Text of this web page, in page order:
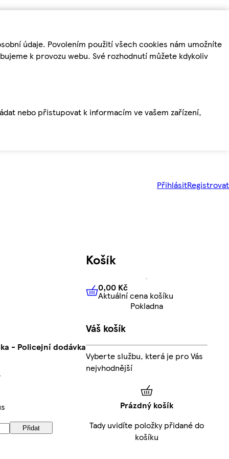
údaje. Povolením použití všech cookies nám umožníte
k provozu webu. Své rozhodnutí můžete kdykoliv
nebo přistupovat k informacím ve vašem zařízení,
PřihlásitRegistrovat
- Policejní dodávka
Přidat
Košík
0,00 KčAktuální cena košíku
0,00 Kč
Aktuální cena košíku
Pokladna
Váš košík
Vyberte službu, která je pro Vás
nejvhodnější
Prázdný košík
Tady uvidíte položky přidané do
košíku